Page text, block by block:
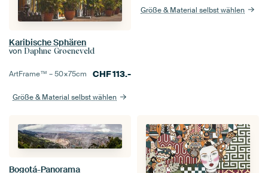
Karibische Sphären
von Daphne Groeneveld
ArtFrame™ –50×75cm CHF113.-
Größe & Material selbst wählen
Größe & Material selbst wählen
Bogotá-Panorama